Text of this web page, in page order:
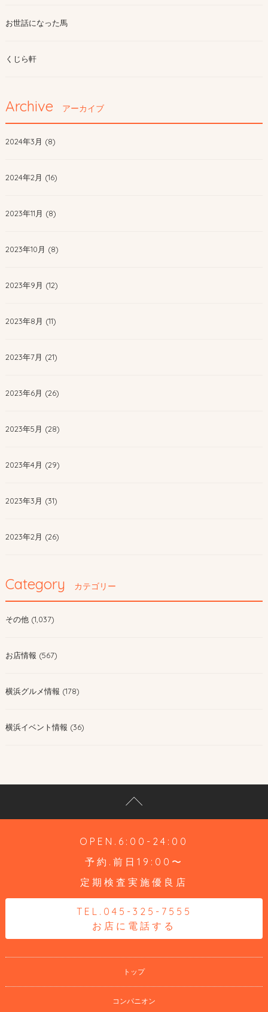
お世話になった馬
くじら軒
Archive アーカイブ
2024年3月 (8)
2024年2月 (16)
2023年11月 (8)
2023年10月 (8)
2023年9月 (12)
2023年8月 (11)
2023年7月 (21)
2023年6月 (26)
2023年5月 (28)
2023年4月 (29)
2023年3月 (31)
2023年2月 (26)
Category カテゴリー
その他 (1,037)
お店情報 (567)
横浜グルメ情報 (178)
横浜イベント情報 (36)
OPEN.6:00-24:00
予約.前日19:00〜
定期検査実施優良店
TEL.045-325-7555
お店に電話する
トップ
コンパニオン